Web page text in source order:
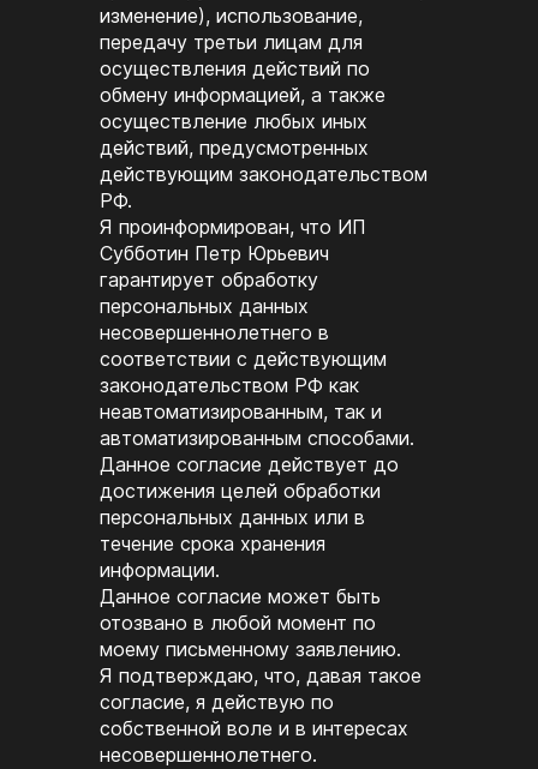
изменение), использование,
передачу третьи лицам для
осуществления действий по
обмену информацией, а также
осуществление любых иных
действий, предусмотренных
действующим законодательством
РФ.
Я проинформирован, что ИП
Субботин Петр Юрьевич
гарантирует обработку
персональных данных
несовершеннолетнего в
соответствии с действующим
законодательством РФ как
неавтоматизированным, так и
автоматизированным способами.
Данное согласие действует до
достижения целей обработки
персональных данных или в
течение срока хранения
информации.
Данное согласие может быть
отозвано в любой момент по
моему письменному заявлению.
Я подтверждаю, что, давая такое
согласие, я действую по
собственной воле и в интересах
несовершеннолетнего.